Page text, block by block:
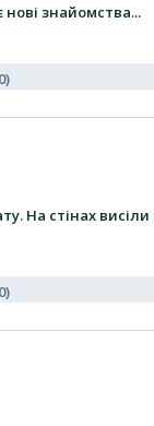
знайомства...
На стінах